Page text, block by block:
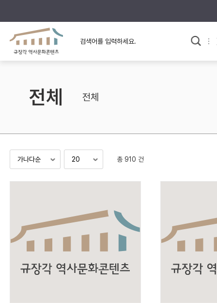
규장각의 어제와 오늘
규장각 소개영상
사료와 문학으로 본
조선 후기
검색 연산자 사용안내
사용 예
정조 AND 정약용
색
OR 정조 OR 정약용 “정조” 또는 “정
전체 전체
총 910 건